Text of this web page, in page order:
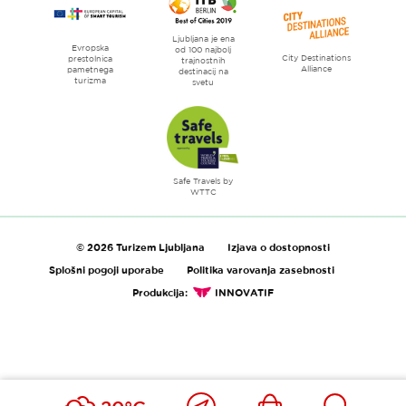
Blizu Ikona Išči
Evropska
prestolnica
pametnega
turizma
Ljubljana je ena
od 100 najbolj
trajnostnih
destinacij na
svetu
City Destinations
Alliance
Safe Travels by
WTTC
© 2026 Turizem Ljubljana
Izjava o dostopnosti
Splošni pogoji uporabe
Politika varovanja zasebnosti
Produkcija:
INNOVATIF